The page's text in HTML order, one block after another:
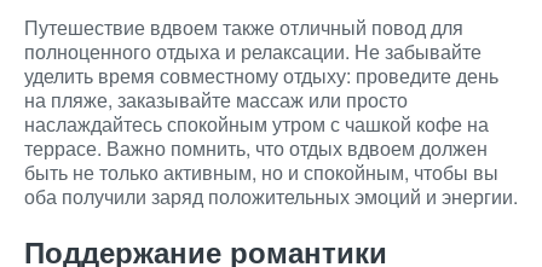
Путешествие вдвоем также отличный повод для
полноценного отдыха и релаксации. Не забывайте
уделить время совместному отдыху: проведите день
на пляже, заказывайте массаж или просто
наслаждайтесь спокойным утром с чашкой кофе на
террасе. Важно помнить, что отдых вдвоем должен
быть не только активным, но и спокойным, чтобы вы
оба получили заряд положительных эмоций и энергии.
Поддержание романтики